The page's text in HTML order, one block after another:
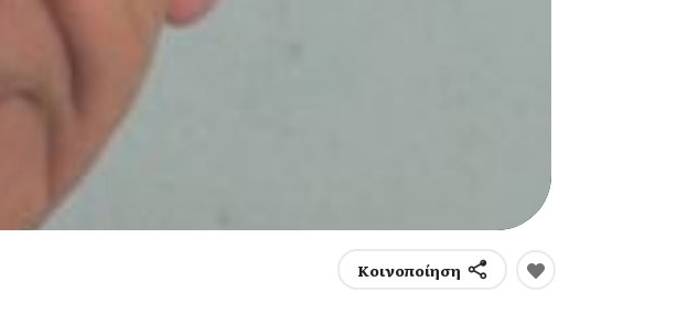
Κοινοποίηση